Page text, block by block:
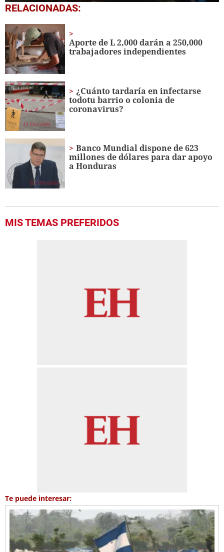
0
seconds
seconds
RELACIONADAS:
Aporte de L 2,000 darán a 250,000
trabajadores independientes
¿Cuánto tardaría en infectarse
todotu barrio o colonia de
coronavirus?
Banco Mundial dispone de 623
millones de dólares para dar apoyo
a Honduras
MIS TEMAS PREFERIDOS
Te puede interesar: